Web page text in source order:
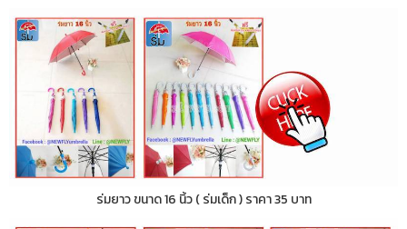
ร่มยาว ขนาด 16 นิ้ว ( ร่มเด็ก ) ราคา 35 บาท